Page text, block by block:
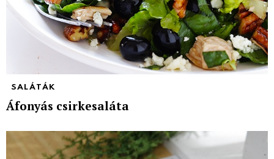
SALÁTÁK
Áfonyás csirkesaláta